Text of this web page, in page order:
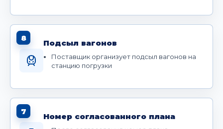
8
Подсыл вагонов
Поставщик организует подсыл вагонов на
станцию погрузки
7
Номер согласованного плана